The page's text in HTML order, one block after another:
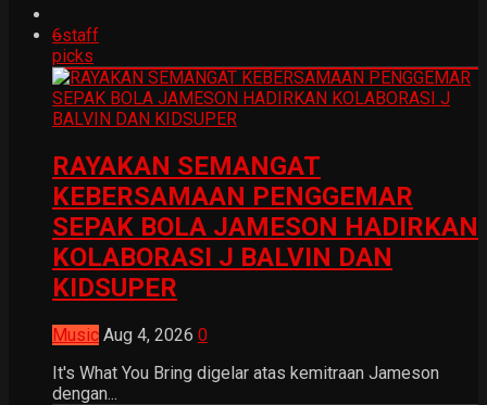
6staff
picks
RAYAKAN SEMANGAT
KEBERSAMAAN PENGGEMAR
SEPAK BOLA JAMESON HADIRKAN
KOLABORASI J BALVIN DAN
KIDSUPER
Music Aug 4, 2026 0
It's What You Bring digelar atas kemitraan Jameson
dengan...